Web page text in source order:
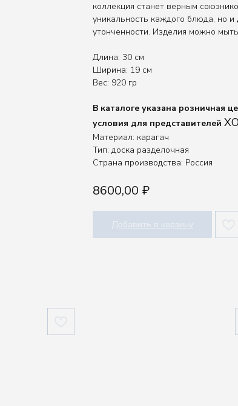
8600,00 ₽
Добавить в корзину
коллекция станет верным
уникальность каждого блюда, но
утонченности. Изделия можно
Длина: 30 см
Ширина: 19 см
Вес: 920 гр
В каталоге указана розничная
условия для представителей
Материал: карагач
Тип: доска разделочная
Страна производства: Россия